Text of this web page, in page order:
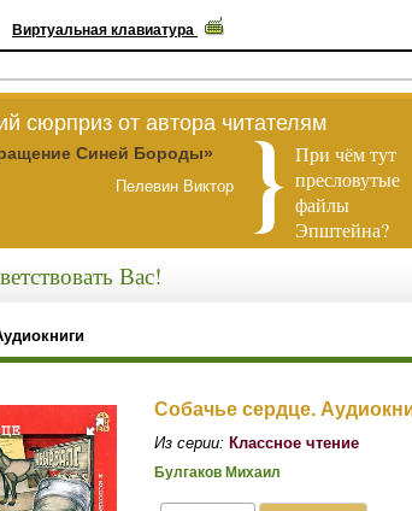
Виртуальная клавиатура
сюрприз от автора читателям
Синей Бороды»
Пелевин Виктор
При чём тут
пресловутые
файлы
Эпштейна?
Вас!
Собачье сердце.
Из серии: Классное чтение
Булгаков Михаил